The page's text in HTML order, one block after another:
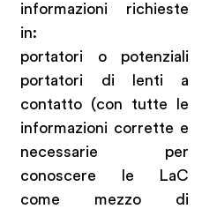
informazioni richieste
in:
portatori o potenziali
portatori di lenti a
contatto (con tutte le
informazioni corrette e
necessarie per
conoscere le LaC
come mezzo di